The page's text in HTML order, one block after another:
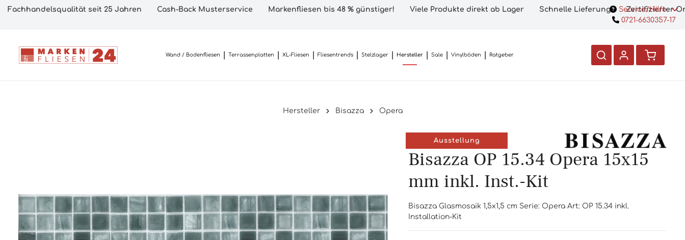
Fachhandelsqualität seit 25 Jahren Cash-Back Musterservice Markenfliesen bis 48 % günstiger! Viele Produkte direkt ab Lager Schnelle Lieferung Zertifizierter
Service/Hilfe
0721-6630357-17
Wand / Bodenfliesen Terrassenplatten XL-Fliesen Fliesentrends Stelzlager Hersteller Sale Vinylböden Ratgeber
Hersteller Bisazza Opera
Ausstellung
Bisazza OP 15.34 Opera 15x15
mm inkl. Inst.-Kit
Bisazza Glasmosaik 1,5x1,5 cm Serie: Opera Art: OP 15.34 inkl.
Installation-Kit